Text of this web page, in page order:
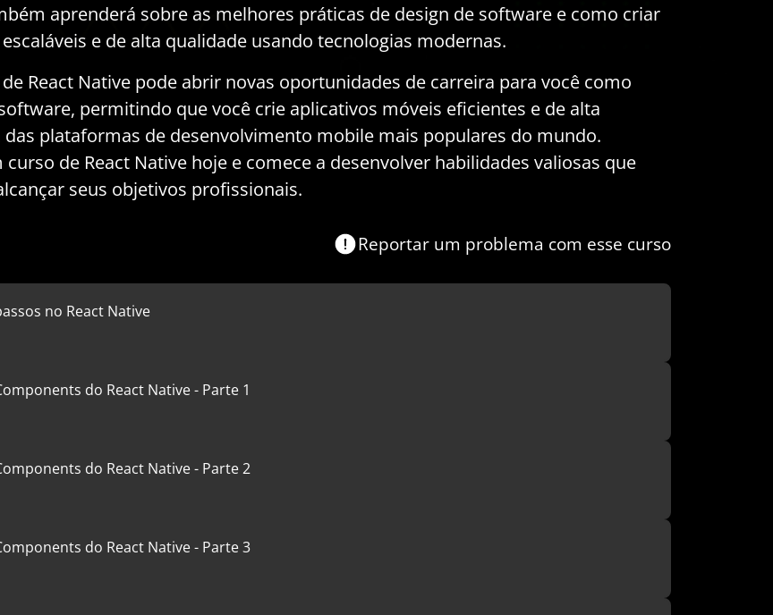
aprenderá sobre as melhores práticas de design de software e como criar
e de alta qualidade usando tecnologias modernas.
React Native pode abrir novas oportunidades de carreira para você como
permitindo que você crie aplicativos móveis eficientes e de alta
plataformas de desenvolvimento mobile mais populares do mundo.
curso de React Native hoje e comece a desenvolver habilidades valiosas que
seus objetivos profissionais.
Reportar um problema com esse curso
no React Native
do React Native - Parte 1
do React Native - Parte 2
do React Native - Parte 3